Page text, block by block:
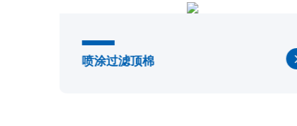
喷涂过滤顶棉